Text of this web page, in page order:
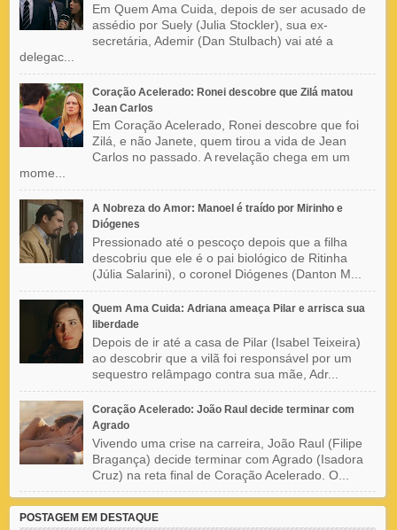
Em Quem Ama Cuida, depois de ser acusado de
assédio por Suely (Julia Stockler), sua ex-
secretária, Ademir (Dan Stulbach) vai até a
delegac...
Coração Acelerado: Ronei descobre que Zilá matou
Jean Carlos
Em Coração Acelerado, Ronei descobre que foi
Zilá, e não Janete, quem tirou a vida de Jean
Carlos no passado. A revelação chega em um
mome...
A Nobreza do Amor: Manoel é traído por Mirinho e
Diógenes
Pressionado até o pescoço depois que a filha
descobriu que ele é o pai biológico de Ritinha
(Júlia Salarini), o coronel Diógenes (Danton M...
Quem Ama Cuida: Adriana ameaça Pilar e arrisca sua
liberdade
Depois de ir até a casa de Pilar (Isabel Teixeira)
ao descobrir que a vilã foi responsável por um
sequestro relâmpago contra sua mãe, Adr...
Coração Acelerado: João Raul decide terminar com
Agrado
Vivendo uma crise na carreira, João Raul (Filipe
Bragança) decide terminar com Agrado (Isadora
Cruz) na reta final de Coração Acelerado. O...
POSTAGEM EM DESTAQUE